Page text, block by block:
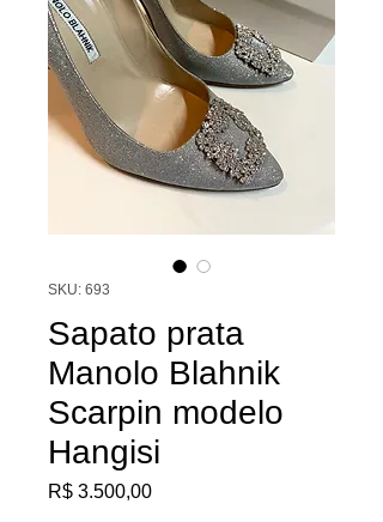
SKU: 693
Sapato prata
Manolo Blahnik
Scarpin modelo
Hangisi
R$ 3.500,00Preço